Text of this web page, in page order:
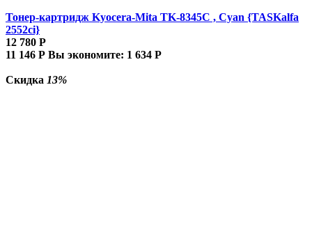
Тонер-картридж Kyocera-Mita TK-8345C , Cyan {TASKalfa
2552ci}
12 780 Р
11 146 Р Вы экономите: 1 634 Р
Скидка 13%